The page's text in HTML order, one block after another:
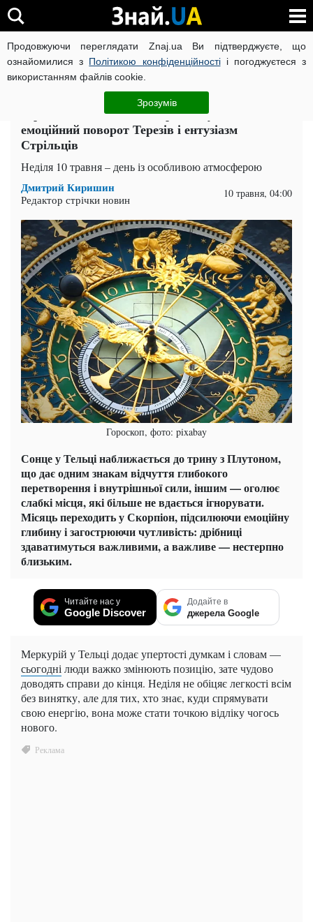
Продовжуючи переглядати Znaj.ua Ви підтверджуєте, що
ознайомилися з Політикою конфіденційностіі погоджуєтеся з
використанням файлів cookie.
Зрозумів
ВІЙНА РОСІЇ ПРОТИ УКРАЇНИ КОРОНАВІРУС В УКРАЇНІ
ЧИТАТЬ НА РУССКОМ
Гороскоп на сьогодні 10 травня: успіх Левів,
емоційний поворот Терезів і ентузіазм
Стрільців
Неділя 10 травня – день із особливою атмосферою
Дмитрий Киришин
Редактор стрічки новин 10 травня, 04:00
Гороскоп, фото: pixabay
Сонце у Тельці наближається до трину з Плутоном,
що дає одним знакам відчуття глибокого
перетворення і внутрішньої сили, іншим — оголює
слабкі місця, які більше не вдається ігнорувати.
Місяць переходить у Скорпіон, підсилюючи емоційну
глибину і загострюючи чутливість: дрібниці
здаватимуться важливими, а важливе — нестерпно
близьким.
Читайте нас у
Google Discover
Додайте в
джерела Google
Меркурій у Тельці додає упертості думкам і словам —
сьогодні люди важко змінюють позицію, зате чудово
доводять справи до кінця. Неділя не обіцяє легкості всім
без винятку, але для тих, хто знає, куди спрямувати
свою енергію, вона може стати точкою відліку чогось
нового.